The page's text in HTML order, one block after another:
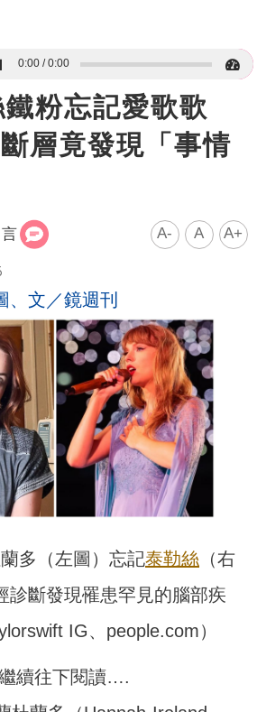
0:00 0:00
粉忘記愛歌歌
層竟發現「事情
A- A A+
、文／鏡週刊
多（左圖）忘記泰勒絲 （右
診斷發現罹患罕見的腦部疾
IG、people.com）
續往下閱讀….